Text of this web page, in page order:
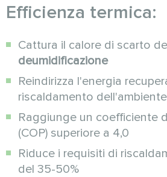
Efficienza termica:
Cattura il calore di scarto
deumidificazione
Reindirizza l'energia
riscaldamento
Raggiunge un coefficiente
(COP) superiore a 4,0
Riduce i requisiti di
del 35-50%